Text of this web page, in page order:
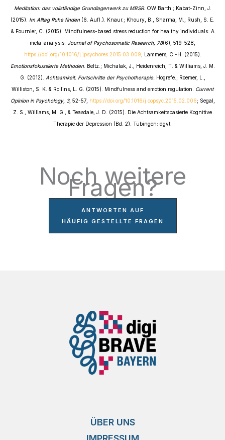
Meditation: das vollständige Grundlagenwerk zu MBSR. OW Barth.; Kabat-Zinn, J.
(2015). Im Alltag Ruhe finden (6. Aufl.). Knaur.; Khoury, B., Sharma, M., Rush, S. E.
& Fournier, C. (2015). Mindfulness-based stress reduction for healthy individuals: A
meta-analysis. Journal of Psychosomatic Research, 78(6), 519–528,
https://doi.org/10.1016/j.jpsychores.2015.03.009; Lammers, C.-H. (2015).
Emotionsfokussierte Methoden. Beltz.; Michalak, J., Heidenreich, T. & Williams, J. M.
G. (2012).
Achtsamkeit. Fortschritte der Psychotherapie. Hogrefe.; Roemer, L.,
Williston, S. K. & Rollins, L. G. (2015). Mindfulness and emotion regulation. Current
Opinion in Psychology, 3, 52-57, https://doi.org/10.1016/j.copsyc.2015.02.006; Segal,
Z. S., Williams, M. G., & Teasdale, J. D. (2015). Die Achtsamkeitsbasierte Kognitive
Therapie der Depression (Bd. 2). Tübingen: dgvt.
Noch weitere
Fragen?
ANTWORTEN AUF
HÄUFIG GESTELLTE FRAGEN
ÜBER UNS